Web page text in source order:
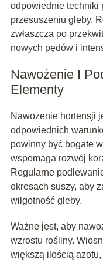
odpowiednie techniki
przesuszeniu gleby.
zwłaszcza po
nowych pędów i
Nawożenie I
Elementy
Nawożenie hortensji
odpowiednich
powinny być bogate
wspomaga rozwój
Regularne
okresach suszy, aby
wilgotność gleby.
Ważne jest, aby
wzrostu rośliny.
większą ilością